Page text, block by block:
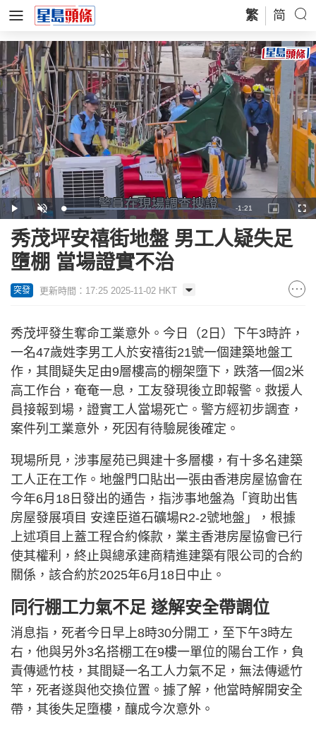
繁 简
Play Unmute Loaded:
40.68%
Remaining
Time
-1:21
Picture-
in-
秀茂坪安禧街地盤 男工人疑失足
墮棚 當場證實不治
突發 更新時間：17:25 2025-11-02 HKT
秀茂坪發生奪命工業意外。今日（2日）下午3時許，
一名47歲姓李男工人於安禧街21號一個建築地盤工
作，其間疑失足由9層樓高的棚架墮下，跌落一個2米
高工作台，奄奄一息，工友發現後立即報警。救援人
員接報到場，證實工人當場死亡。警方經初步調查，
案件列工業意外，死因有待驗屍後確定。
現場所見，涉事屋苑已興建十多層樓，有十多名建築
工人正在工作。地盤門口貼出一張由香港房屋協會在
今年6月18日發出的通告，指涉事地盤為「資助出售
房屋發展項目 安達臣道石礦場R2-2號地盤」，根據
上述項目上蓋工程合約條款，業主香港房屋協會已行
使其權利，終止與總承建商精進建築有限公司的合約
關係，該合約於2025年6月18日中止。
同行棚工力氣不足 遂解安全帶調位
消息指，死者今日早上8時30分開工，至下午3時左
右，他與另外3名搭棚工在9樓一單位的陽台工作，負
責傳遞竹枝，其間疑一名工人力氣不足，無法傳遞竹
竿，死者遂與他交換位置。據了解，他當時解開安全
帶，其後失足墮樓，釀成今次意外。